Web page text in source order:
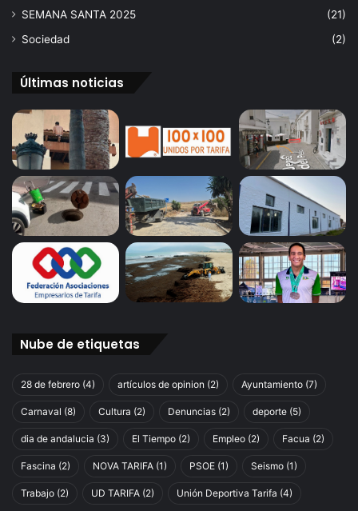
SEMANA SANTA 2025
(21)
Sociedad
(2)
Últimas noticias
Nube de etiquetas
28 de febrero (4) artículos de opinion (2) Ayuntamiento (7)
Carnaval (8) Cultura (2) Denuncias (2) deporte (5)
dia de andalucia (3) El Tiempo (2) Empleo (2) Facua (2)
Fascina (2) NOVA TARIFA (1) PSOE (1) Seismo (1)
Trabajo (2) UD TARIFA (2) Unión Deportiva Tarifa (4)